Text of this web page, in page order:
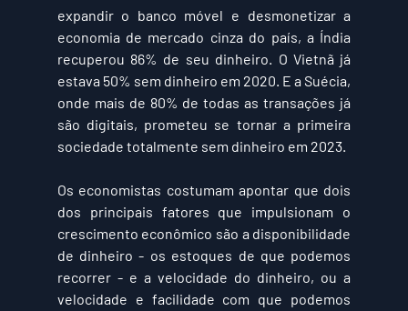
expandir o banco móvel e desmonetizar a
economia de mercado cinza do país, a Índia
recuperou 86% de seu dinheiro. O Vietnã já
estava 50% sem dinheiro em 2020. E a Suécia,
onde mais de 80% de todas as transações já
são digitais, prometeu se tornar a primeira
sociedade totalmente sem dinheiro em 2023.
Os economistas costumam apontar que dois
dos principais fatores que impulsionam o
crescimento econômico são a disponibilidade
de dinheiro - os estoques de que podemos
recorrer - e a velocidade do dinheiro, ou a
velocidade e facilidade com que podemos